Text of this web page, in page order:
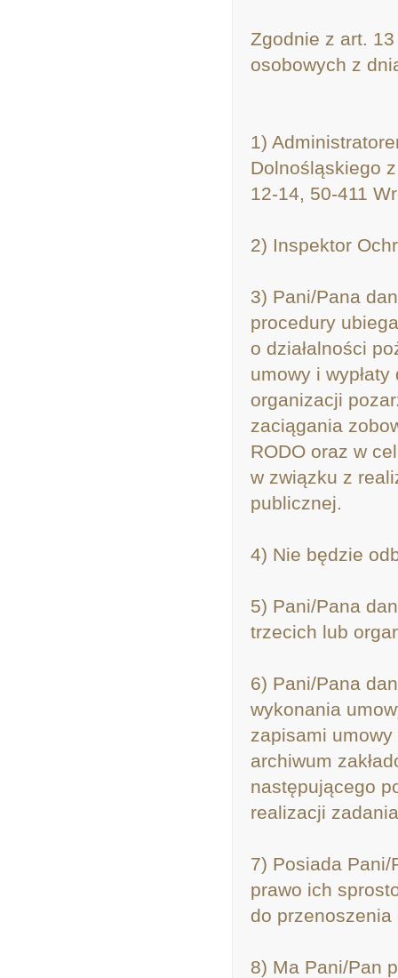
Zgodnie z art.
osobowych z
1)
Dolnośląskiego
12-14, 50-411
2) Inspektor
3) Pani/Pana
procedury
o działalności
umowy i
organizacji
zaciągania
RODO oraz w
w związku z
publicznej.
4) Nie będzie
5) Pani/Pana
trzecich lub
6) Pani/Pana
wykonania
zapisami
archiwum
następującego
realizacji
7) Posiada
prawo ich
do
8) Ma Pani/Pan